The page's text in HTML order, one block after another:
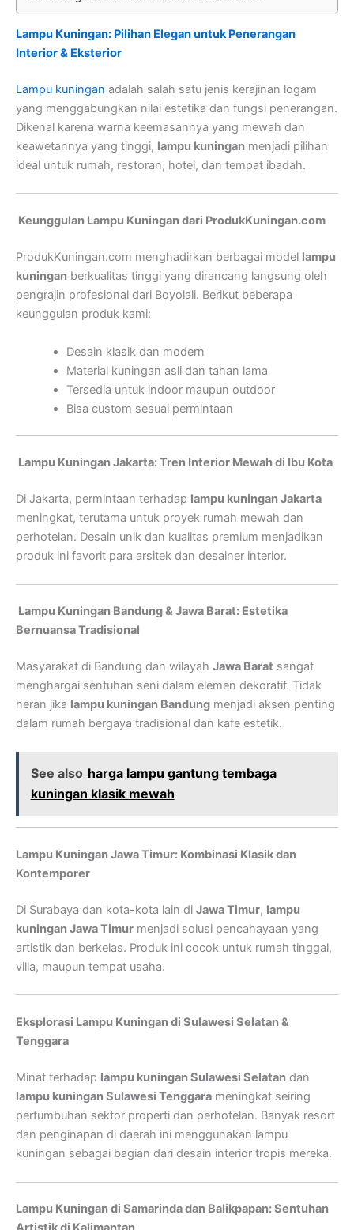
Lampu Kuningan: Pilihan Elegan untuk Penerangan
Interior & Eksterior
Lampu kuningan adalah salah satu jenis kerajinan logam
yang menggabungkan nilai estetika dan fungsi penerangan.
Dikenal karena warna keemasannya yang mewah dan
keawetannya yang tinggi, lampu kuningan menjadi pilihan
ideal untuk rumah, restoran, hotel, dan tempat ibadah.
Keunggulan Lampu Kuningan dari ProdukKuningan.com
ProdukKuningan.com menghadirkan berbagai model lampu
kuningan berkualitas tinggi yang dirancang langsung oleh
pengrajin profesional dari Boyolali. Berikut beberapa
keunggulan produk kami:
Desain klasik dan modern
Material kuningan asli dan tahan lama
Tersedia untuk indoor maupun outdoor
Bisa custom sesuai permintaan
Lampu Kuningan Jakarta: Tren Interior Mewah di Ibu Kota
Di Jakarta, permintaan terhadap lampu kuningan Jakarta
meningkat, terutama untuk proyek rumah mewah dan
perhotelan. Desain unik dan kualitas premium menjadikan
produk ini favorit para arsitek dan desainer interior.
Lampu Kuningan Bandung & Jawa Barat: Estetika
Bernuansa Tradisional
Masyarakat di Bandung dan wilayah Jawa Barat sangat
menghargai sentuhan seni dalam elemen dekoratif. Tidak
heran jika lampu kuningan Bandung menjadi aksen penting
dalam rumah bergaya tradisional dan kafe estetik.
See also harga lampu gantung tembaga
kuningan klasik mewah
Lampu Kuningan Jawa Timur: Kombinasi Klasik dan
Kontemporer
Di Surabaya dan kota-kota lain di Jawa Timur, lampu
kuningan Jawa Timur menjadi solusi pencahayaan yang
artistik dan berkelas. Produk ini cocok untuk rumah tinggal,
villa, maupun tempat usaha.
Eksplorasi Lampu Kuningan di Sulawesi Selatan &
Tenggara
Minat terhadap lampu kuningan Sulawesi Selatan dan
lampu kuningan Sulawesi Tenggara meningkat seiring
pertumbuhan sektor properti dan perhotelan. Banyak resort
dan penginapan di daerah ini menggunakan lampu
kuningan sebagai bagian dari desain interior tropis mereka.
Lampu Kuningan di Samarinda dan Balikpapan: Sentuhan